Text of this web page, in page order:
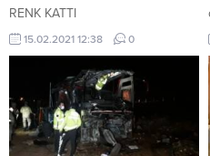
RENK KATTI
15.02.2021 12:38 0